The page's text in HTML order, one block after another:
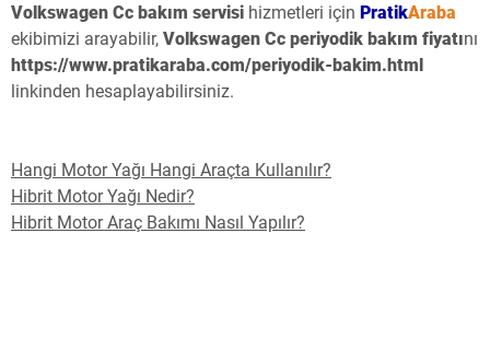
Volkswagen Cc bakım servisi hizmetleri için PratikAraba
ekibimizi arayabilir, Volkswagen Cc periyodik bakım fiyatını
https://www.pratikaraba.com/periyodik-bakim.html
linkinden hesaplayabilirsiniz.
Hangi Motor Yağı Hangi Araçta Kullanılır?
Hibrit Motor Yağı Nedir?
Hibrit Motor Araç Bakımı Nasıl Yapılır?